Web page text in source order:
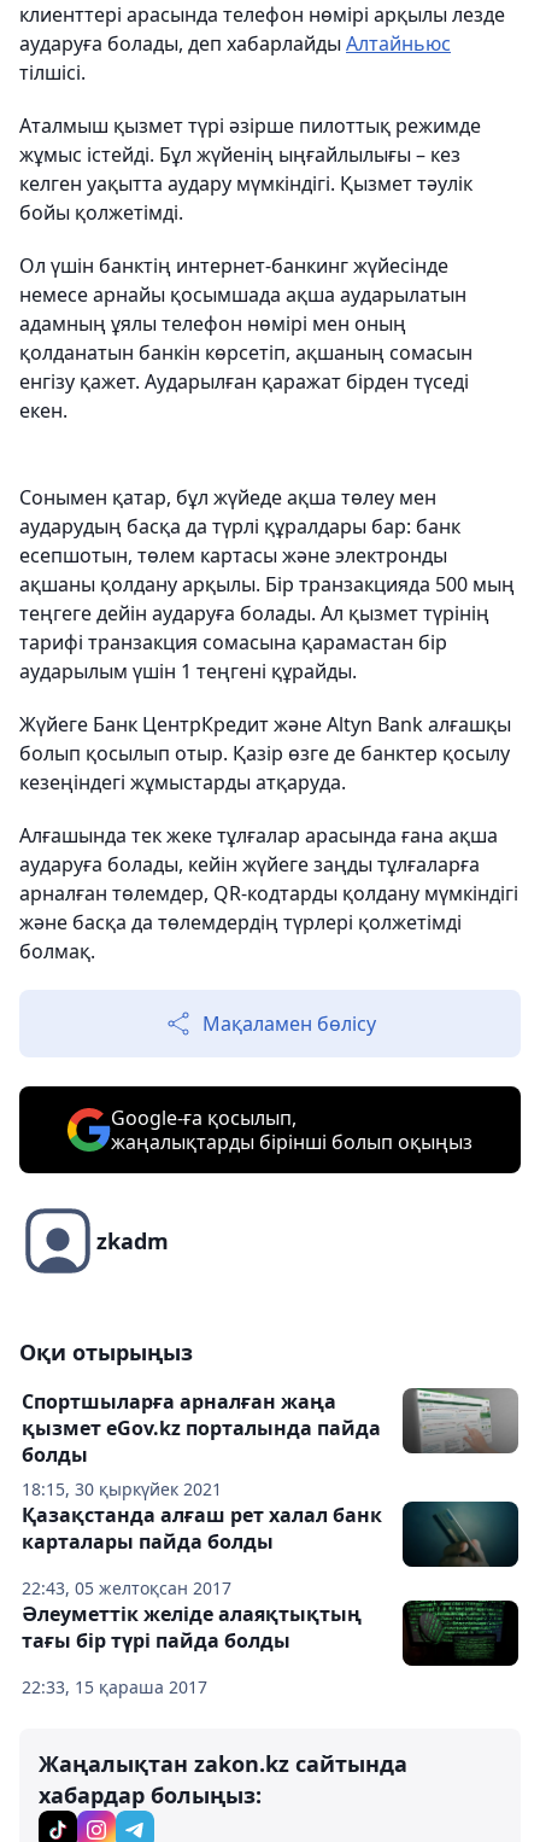
клиенттері арасында телефон нөмірі арқылы лезде
аударуға болады, деп хабарлайды Алтайньюс
тілшісі.
Аталмыш қызмет түрі әзірше пилоттық режимде
жұмыс істейді. Бұл жүйенің ыңғайлылығы – кез
келген уақытта аудару мүмкіндігі. Қызмет тәулік
бойы қолжетімді.
Ол үшін банктің интернет-банкинг жүйесінде
немесе арнайы қосымшада ақша аударылатын
адамның ұялы телефон нөмірі мен оның
қолданатын банкін көрсетіп, ақшаның сомасын
енгізу қажет. Аударылған қаражат бірден түседі
екен.
Сонымен қатар, бұл жүйеде ақша төлеу мен
аударудың басқа да түрлі құралдары бар: банк
есепшотын, төлем картасы және электронды
ақшаны қолдану арқылы. Бір транзакцияда 500 мың
теңгеге дейін аударуға болады. Ал қызмет түрінің
тарифі транзакция сомасына қарамастан бір
аударылым үшін 1 теңгені құрайды.
Жүйеге Банк ЦентрКредит және Altyn Bank алғашқы
болып қосылып отыр. Қазір өзге де банктер қосылу
кезеңіндегі жұмыстарды атқаруда.
Алғашында тек жеке тұлғалар арасында ғана ақша
аударуға болады, кейін жүйеге заңды тұлғаларға
арналған төлемдер, QR-кодтарды қолдану мүмкіндігі
және басқа да төлемдердің түрлері қолжетімді
болмақ.
Мақаламен бөлісу
Google-ға қосылып,
жаңалықтарды бірінші болып оқыңыз
zkadm
Оқи отырыңыз
18:15, 30 қыркүйек 2021
Спортшыларға арналған жаңа
қызмет eGov.kz порталында пайда
болды
22:43, 05 желтоқсан 2017
Қазақстанда алғаш рет халал банк
карталары пайда болды
22:33, 15 қараша 2017
Әлеуметтік желіде алаяқтықтың
тағы бір түрі пайда болды
Жаңалықтан zakon.kz сайтында
хабардар болыңыз: